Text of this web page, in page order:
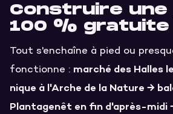
Construire une
100 % gratuite
Tout s'enchaîne à pied ou
fonctionne : marché des Halles
nique à l'Arche de la Nature →
Plantagenêt en fin d'après-midi